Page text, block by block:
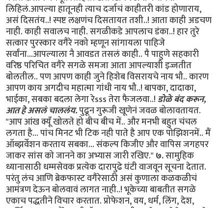
लिहिलं.आपल्या हातूनही त्याच दर्जाचं काहीतरी कांड होणाराय,
असं दिसतंय..! स्पष्ट लक्षणंच दिसतायत तशी..! आता काही अडचण
नाही. काही सवालच नाही. सगळीकडे आपलाच डंका.‌‌.! हार तुरे
सत्कार पुरस्कार वगैरे नको म्हणून सांगायला पाहिजे
सर्वांना...आपल्याला नै आवडत तसलं काही.. पै पाहुणे सहकारी
वरिष्ठ परिचित वगैरे सगळे समजा आता आपल्याशी इज्जतीत
बोलतील.. पण आपण काही जुने हिशेब विसरायचे नाय भौ.. कारण
आपण काय अगदीच महात्मा गांधी नाय भौ..! बापका, दादाका,
भाईका, सबका बदला लेगा रेsss तेरा फैजलवा..!डोळे बंद करून,
आत हे असलं चाललंय.पुढून गुरूजी खूणेनं जवळ बोलावतायत.
"आप आंख क्यूँ खोलते हो बीच बीच में.. और मनभी बहुत चंचल
लगता है... पांच मिनट भी टिक नही पाते है आप एक पोझिशनमें.. मैं
ऑब्झर्वेशन करताय सबका... संकल्प किजीए और वापिस जगहपर
जाकर सांस को जानने का अभ्यास जारी रखिए."७.सामुहिक
ध्यानासाठी धम्मसेवक प्रत्येक दारापुढे घंटी वाजवून सूचना देतात.
परंतु लंच आणि ब्रेकफास्ट वगैरेसाठी असं कुणाला कळकळीचं
आमंत्रण देऊन बोलवावं लागत नाही..! भूकेच्या बाबतीत सगळे
एकाच पद्धतीने विचार करतात. प्रोफेशन, वय, धर्म, लिंग, देश,